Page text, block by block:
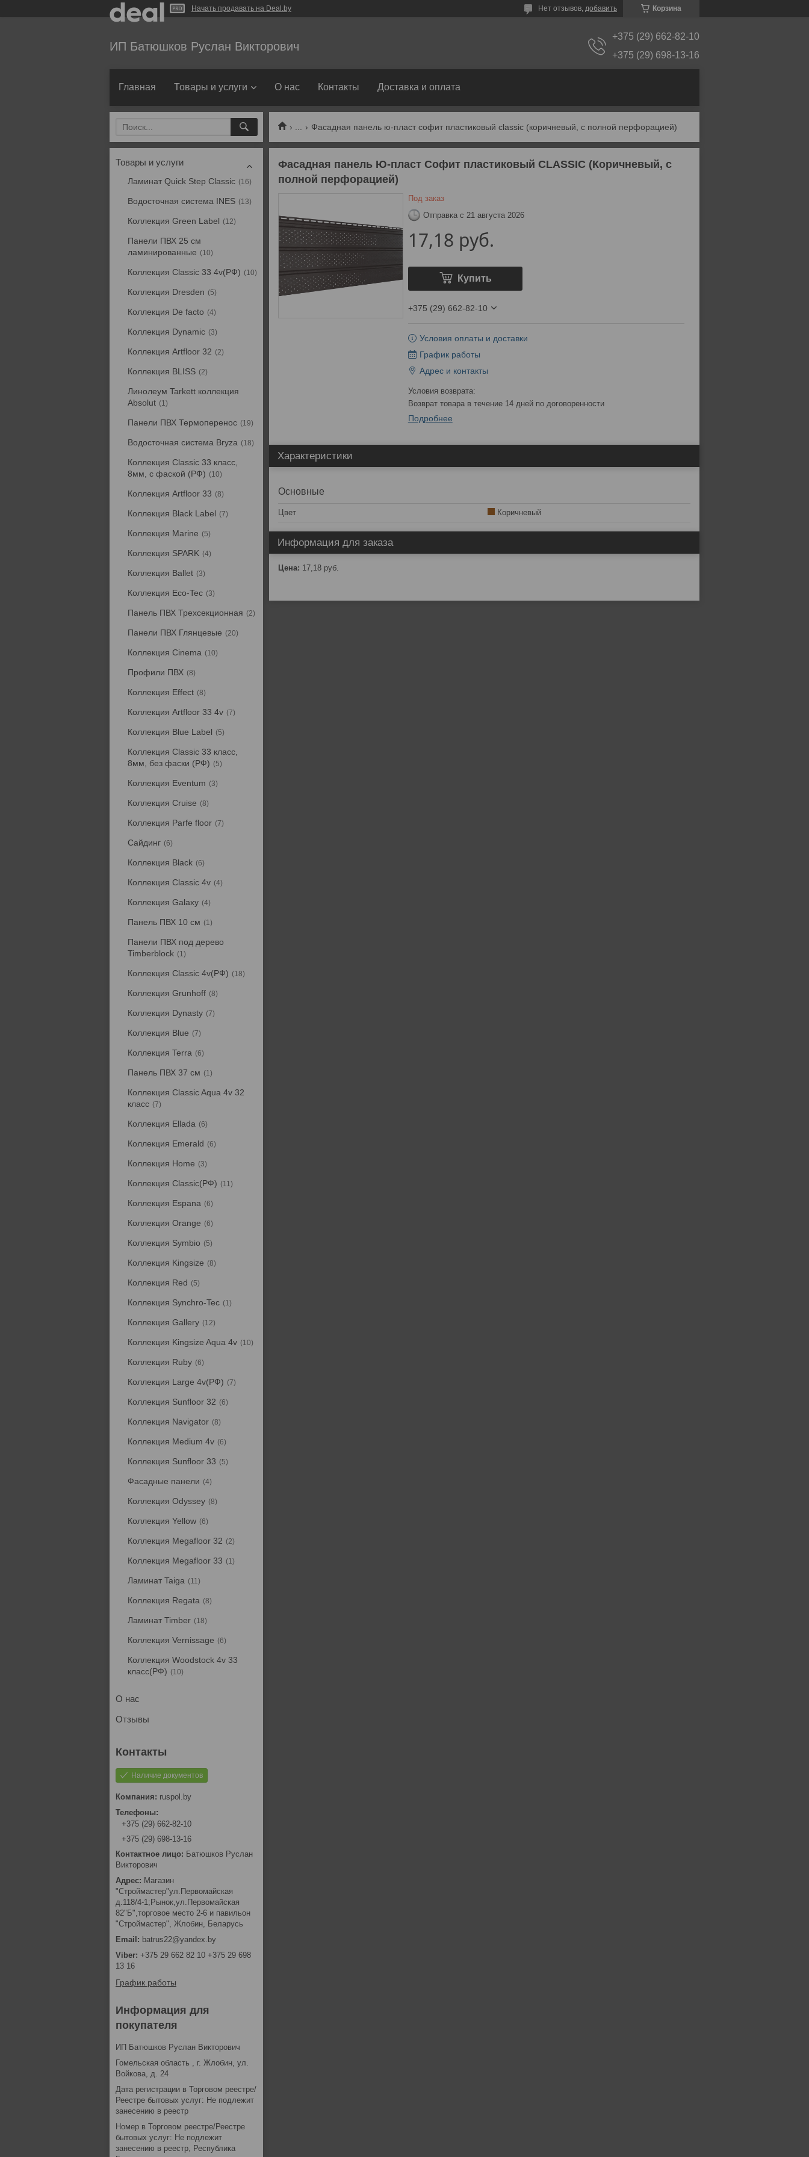
Начать продавать на Deal.by Корзина
Нет отзывов, добавить
ИП Батюшков Руслан Викторович
+375 (29) 662-82-10
+375 (29) 698-13-16
Главная Товары и услуги О нас Контакты Доставка и оплата
Фасадная панель ю-пласт софит пластиковый classic (коричневый, с полной перфорацией)
Фасадная панель Ю-пласт Софит пластиковый CLASSIC (Коричневый, с
полной перфорацией)
Под заказ
Отправка с 21 августа 2026
17,18 руб.
Купить
+375 (29) 662-82-10
Условия оплаты и доставки
График работы
Адрес и контакты
возврат товара в течение 14 дней по договоренности
Подробнее
Характеристики
Основные
Цвет Коричневый
Информация для заказа
Цена: 17,18 руб.
Товары и услуги
Ламинат Quick Step Classic 16
Водосточная система INES 13
Коллекция Green Label 12
Панели ПВХ 25 см
ламинированные
10
Коллекция Classic 33 4v(РФ) 10
Коллекция Dresden 5
Коллекция De facto 4
Коллекция Dynamic 3
Коллекция Artfloor 32 2
Коллекция BLISS 2
Линолеум Tarkett коллекция
Absolut
1
Панели ПВХ Термоперенос 19
Водосточная система Bryza 18
Коллекция Classic 33 класс,
8мм, с фаской (РФ)
10
Коллекция Artfloor 33 8
Коллекция Black Label 7
Коллекция Marine 5
Коллекция SPARK 4
Коллекция Ballet 3
Коллекция Eco-Tec 3
Панель ПВХ Трехсекционная 2
Панели ПВХ Глянцевые 20
Коллекция Cinema 10
Профили ПВХ 8
Коллекция Effect 8
Коллекция Artfloor 33 4v 7
Коллекция Blue Label 5
Коллекция Classic 33 класс,
8мм, без фаски (РФ)
5
Коллекция Eventum 3
Коллекция Cruise 8
Коллекция Parfe floor 7
Сайдинг 6
Коллекция Black 6
Коллекция Classic 4v 4
Коллекция Galaxy 4
Панель ПВХ 10 см 1
Панели ПВХ под дерево
Timberblock
1
Коллекция Classic 4v(РФ) 18
Коллекция Grunhoff 8
Коллекция Dynasty 7
Коллекция Blue 7
Коллекция Terra 6
Панель ПВХ 37 см 1
Коллекция Classic Aqua 4v 32
класс
7
Коллекция Ellada 6
Коллекция Emerald 6
Коллекция Home 3
Коллекция Classic(РФ) 11
Коллекция Espana 6
Коллекция Orange 6
Коллекция Symbio 5
Коллекция Kingsize 8
Коллекция Red 5
Коллекция Synchro-Tec 1
Коллекция Gallery 12
Коллекция Kingsize Aqua 4v 10
Коллекция Ruby 6
Коллекция Large 4v(РФ) 7
Коллекция Sunfloor 32 6
Коллекция Navigator 8
Коллекция Medium 4v 6
Коллекция Sunfloor 33 5
Фасадные панели 4
Коллекция Odyssey 8
Коллекция Yellow 6
Коллекция Megafloor 32 2
Коллекция Megafloor 33 1
Ламинат Taiga 11
Коллекция Regata 8
Ламинат Timber 18
Коллекция Vernissage 6
Коллекция Woodstock 4v 33
класс(РФ)
10
О нас
Отзывы
Наличие документов
ruspol.by
+375 (29) 662-82-10
+375 (29) 698-13-16
Батюшков Руслан
Викторович
Магазин
"Строймастер"ул.Первомайская
д.118/4-1;Рынок,ул.Первомайская
82"Б",торговое место 2-6 и павильон
"Строймастер", Жлобин, Беларусь
batrus22@yandex.by
+375 29 662 82 10 +375 29 698
13 16
График работы
Информация для
покупателя
ИП Батюшков Руслан Викторович
Гомельская область , г. Жлобин, ул.
Войкова, д. 24
Дата регистрации в Торговом реестре/
Реестре бытовых услуг: Не подлежит
занесению в реестр
Номер в Торговом реестре/Реестре
бытовых услуг: Не подлежит
занесению в реестр, Республика